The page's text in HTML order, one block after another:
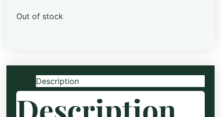
Out of stock
Description